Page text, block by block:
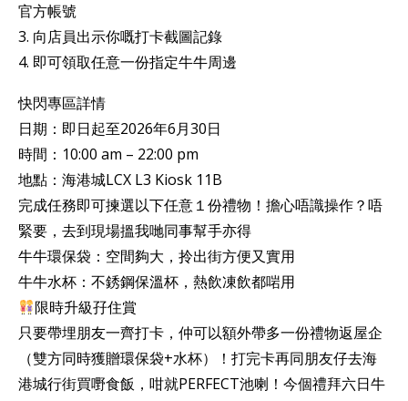
官方帳號
3. 向店員出示你嘅打卡截圖記錄
4. 即可領取任意一份指定牛牛周邊
快閃專區詳情
日期：即日起至2026年6月30日
時間：10:00 am – 22:00 pm
地點：海港城LCX L3 Kiosk 11B
完成任務即可揀選以下任意１份禮物！擔心唔識操作？唔
緊要，去到現場搵我哋同事幫手亦得
牛牛環保袋：空間夠大，拎出街方便又實用
牛牛水杯：不銹鋼保溫杯，熱飲凍飲都啱用
限時升級孖住賞
只要帶埋朋友一齊打卡，仲可以額外帶多一份禮物返屋企
（雙方同時獲贈環保袋+水杯）！打完卡再同朋友仔去海
港城行街買嘢食飯，咁就PERFECT池喇！今個禮拜六日牛